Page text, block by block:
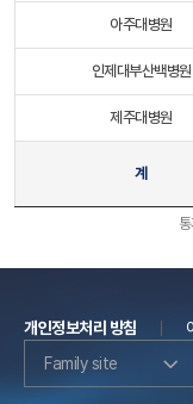
아주대병원
인제대부산백병원
제주대병원
계
개인정보처리 방침
Family site